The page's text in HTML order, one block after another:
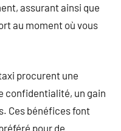
assurant ainsi que
au moment où vous
procurent une
confidentialité, un gain
Ces bénéfices font
pour de